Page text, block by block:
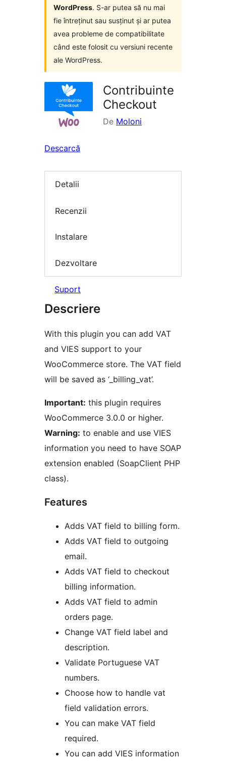
WordPress. S-ar putea să nu mai
fie întreținut sau susținut și ar putea
avea probleme de compatibilitate
când este folosit cu versiuni recente
ale WordPress.
Contribuinte
Checkout
De Moloni
Descarcă
Detalii
Recenzii
Instalare
Dezvoltare
Suport
Descriere
With this plugin you can add VAT
and VIES support to your
WooCommerce store. The VAT field
will be saved as ‘_billing_vat’.
Important: this plugin requires
WooCommerce 3.0.0 or higher.
Warning: to enable and use VIES
information you need to have SOAP
extension enabled (SoapClient PHP
class).
Features
Adds VAT field to billing form.
Adds VAT field to outgoing
email.
Adds VAT field to checkout
billing information.
Adds VAT field to admin
orders page.
Change VAT field label and
description.
Validate Portuguese VAT
numbers.
Choose how to handle vat
field validation errors.
You can make VAT field
required.
You can add VIES information